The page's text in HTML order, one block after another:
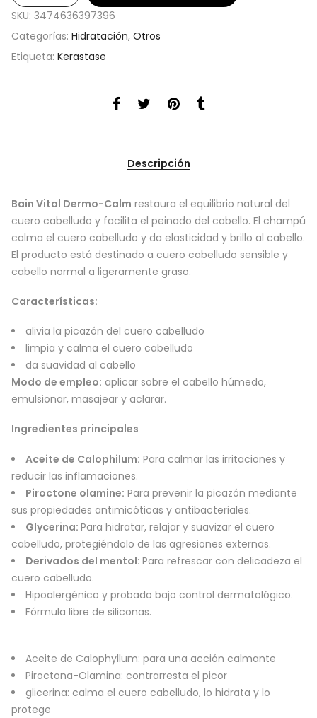
SKU: 3474636397396
Categorías: Hidratación, Otros
Etiqueta: Kerastase
Descripción
Bain Vital Dermo-Calm restaura el equilibrio natural del
cuero cabelludo y facilita el peinado del cabello. El champú
calma el cuero cabelludo y da elasticidad y brillo al cabello.
El producto está destinado a cuero cabelludo sensible y
cabello normal a ligeramente graso.
Características:
alivia la picazón del cuero cabelludo
limpia y calma el cuero cabelludo
da suavidad al cabello
Modo de empleo: aplicar sobre el cabello húmedo,
emulsionar, masajear y aclarar.
Ingredientes principales
Aceite de Calophilum: Para calmar las irritaciones y
reducir las inflamaciones.
Piroctone olamine: Para prevenir la picazón mediante
sus propiedades antimicóticas y antibacteriales.
Glycerina: Para hidratar, relajar y suavizar el cuero
cabelludo, protegiéndolo de las agresiones externas.
Derivados del mentol: Para refrescar con delicadeza el
cuero cabelludo.
Hipoalergénico y probado bajo control dermatológico.
Fórmula libre de siliconas.
Aceite de Calophyllum: para una acción calmante
Piroctona-Olamina: contrarresta el picor
glicerina: calma el cuero cabelludo, lo hidrata y lo
protege